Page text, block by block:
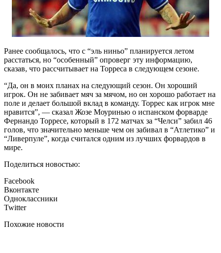
Ранее сообщалось, что с “эль ниньо” планируется летом
расстаться, но “особенный” опроверг эту информацию,
сказав, что рассчитывает на Торреса в следующем сезоне.
“Да, он в моих планах на следующий сезон. Он хороший
игрок. Он не забивает мяч за мячом, но он хорошо работает на
поле и делает большой вклад в команду. Торрес как игрок мне
нравится”, — сказал Жозе Моуринью о испанском форварде
Фернандо Торресе, который в 172 матчах за “Челси” забил 46
голов, что значительно меньше чем он забивал в “Атлетико” и
“Ливерпуле”, когда считался одним из лучших форвардов в
мире.
Поделиться новостью:
Facebook
Вконтакте
Одноклассники
Twitter
Похожие новости